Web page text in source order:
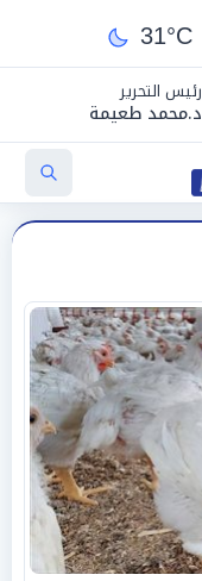
31°C
رئيس التحرير
د.محمد طعيمة